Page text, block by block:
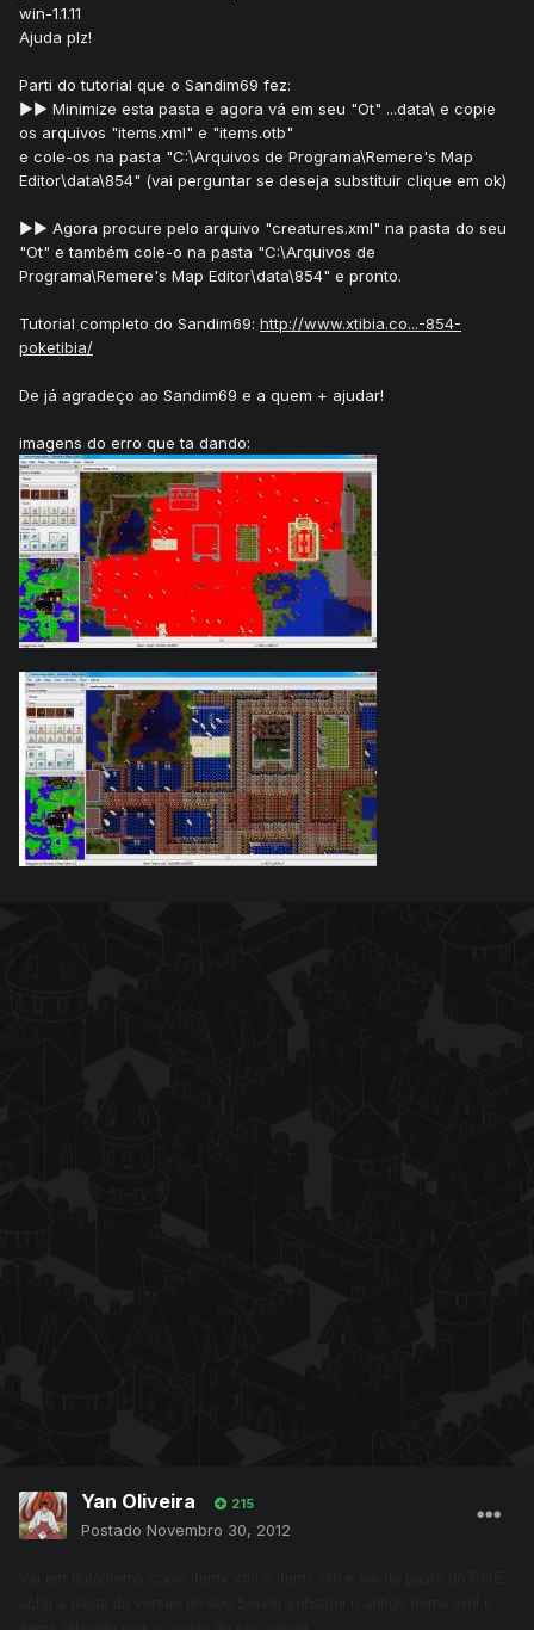
win-1.1.11
Ajuda plz!
Parti do tutorial que o Sandim69 fez:
►► Minimize esta pasta e agora vá em seu "Ot" ...data\ e copie
os arquivos "items.xml" e "items.otb"
e cole-os na pasta "C:\Arquivos de Programa\Remere's Map
Editor\data\854" (vai perguntar se deseja substituir clique em ok)
►► Agora procure pelo arquivo "creatures.xml" na pasta do seu
"Ot" e também cole-o na pasta "C:\Arquivos de
Programa\Remere's Map Editor\data\854" e pronto.
Tutorial completo do Sandim69: http://www.xtibia.co...-854-
poketibia/
De já agradeço ao Sandim69 e a quem + ajudar!
imagens do erro que ta dando:
Yan Oliveira 215
Postado Novembro 30, 2012